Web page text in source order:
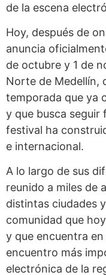
de la escena
Hoy, después de
anuncia
de octubre y 1 de
Norte de Medellín,
temporada que ya
y que busca seguir
festival ha
e internacional.
A lo largo de sus
reunido a miles de
distintas ciudades
comunidad que
y que encuentra
encuentro más
electrónica de la